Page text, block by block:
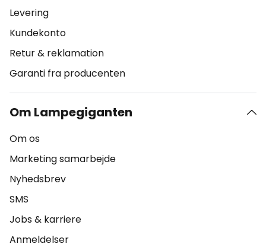
Levering
Kundekonto
Retur & reklamation
Garanti fra producenten
Om Lampegiganten
Om os
Marketing samarbejde
Nyhedsbrev
SMS
Jobs & karriere
Anmeldelser